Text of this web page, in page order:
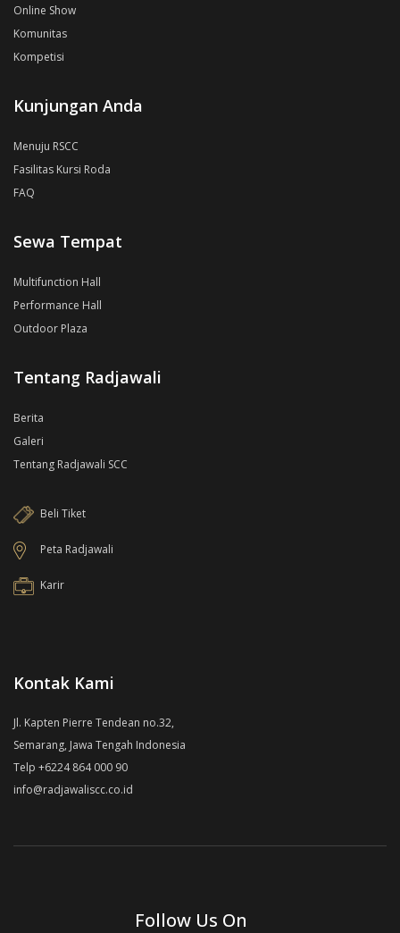
Online Show
Komunitas
Kompetisi
Kunjungan Anda
Menuju RSCC
Fasilitas Kursi Roda
FAQ
Sewa Tempat
Multifunction Hall
Performance Hall
Outdoor Plaza
Tentang Radjawali
Berita
Galeri
Tentang Radjawali SCC
Beli Tiket
Peta Radjawali
Karir
Kontak Kami
Jl. Kapten Pierre Tendean no.32,
Semarang, Jawa Tengah Indonesia
Telp +6224 864 000 90
info@radjawaliscc.co.id
Follow Us On